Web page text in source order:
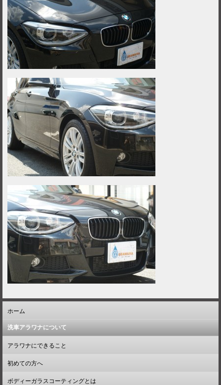
ホーム
洗車アラワナについて
アラワナにできること
初めての方へ
ボディーガラスコーティングとは